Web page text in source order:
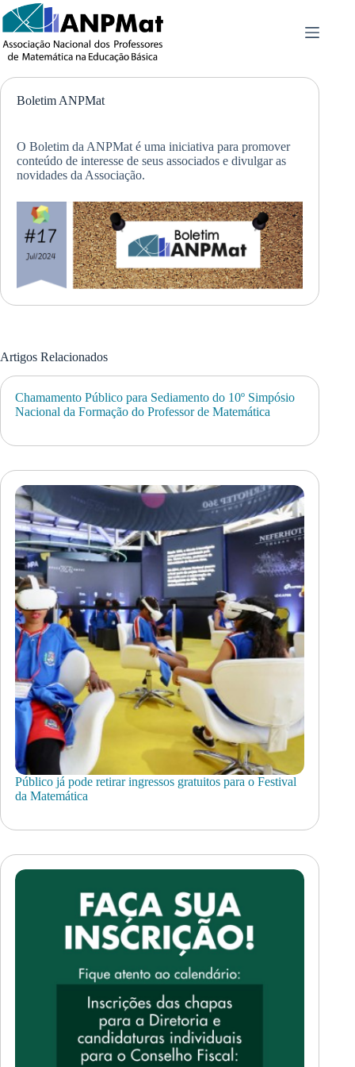
Pular
para
o
conteúdo
Boletim ANPMat
O Boletim da ANPMat é uma iniciativa para promover
conteúdo de interesse de seus associados e divulgar as
novidades da Associação.
Artigos Relacionados
Chamamento Público para Sediamento do 10º Simpósio
Nacional da Formação do Professor de Matemática
Público já pode retirar ingressos gratuitos para o Festival
da Matemática